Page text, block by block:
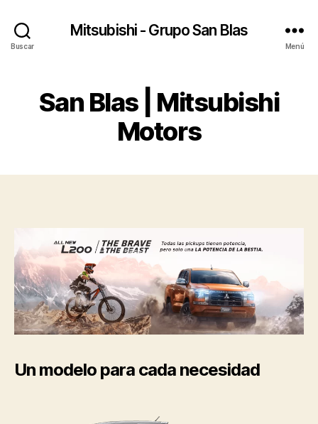
Buscar
Mitsubishi - Grupo San Blas
Menú
San Blas | Mitsubishi
Motors
Un modelo para cada necesidad